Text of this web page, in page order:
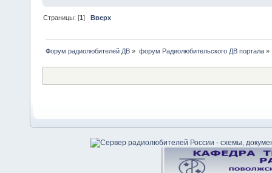
Страницы: [1]Вверх
Форум радиолюбителей ДВ » форум Радиолюбительского ДВ портала»